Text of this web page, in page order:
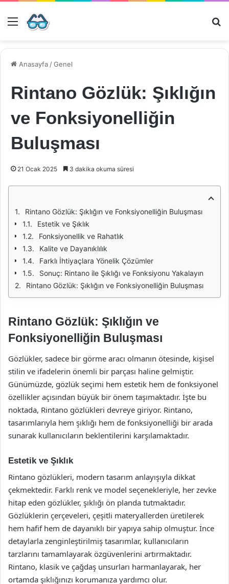
Menü
Anasayfa /Genel
Rintano Gözlük: Şıklığın
ve Fonksiyonelliğin
Buluşması
21 Ocak 2025 3 dakika okuma süresi
Rintano Gözlük: Şıklığın ve Fonksiyonelliğin Buluşması
Estetik ve Şıklık
Fonksiyonellik ve Rahatlık
Kalite ve Dayanıklılık
Farklı İhtiyaçlara Yönelik Çözümler
Sonuç: Rintano ile Şıklığı ve Fonksiyonu Yakalayın
Rintano Gözlük: Şıklığın ve Fonksiyonelliğin Buluşması
Rintano Gözlük: Şıklığın ve
Fonksiyonelliğin Buluşması
Gözlükler, sadece bir görme aracı olmanın ötesinde, kişisel
stilin ve ifadelerin önemli bir parçası haline gelmiştir.
Günümüzde, gözlük seçimi hem estetik hem de fonksiyonel
özellikler açısından büyük bir önem taşımaktadır. İşte bu
noktada, Rintano gözlükleri devreye giriyor. Rintano,
tasarımlarıyla hem şıklığı hem de fonksiyonelliği bir arada
sunarak kullanıcıların beklentilerini karşılamaktadır.
Estetik ve Şıklık
Rintano gözlükleri, modern tasarım anlayışıyla dikkat
çekmektedir. Farklı renk ve model seçenekleriyle, her zevke
hitap eden gözlükler, şıklığı ön planda tutmaktadır.
Gözlüklerin çerçeveleri, çeşitli materyallerden üretilerek
hem hafif hem de dayanıklı bir yapıya sahip olmuştur. İnce
detaylarla zenginleştirilmiş tasarımlar, kullanıcıların
tarzlarını tamamlayarak özgüvenlerini artırmaktadır.
Rintano, klasik ve çağdaş unsurları harmanlayarak, her
ortamda şıklığınızı korumanıza yardımcı olur.